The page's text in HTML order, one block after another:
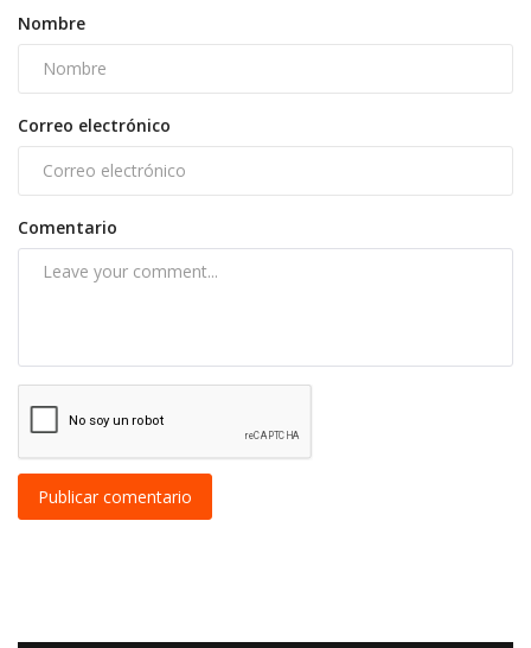
Nombre
Correo electrónico
Comentario
Publicar comentario